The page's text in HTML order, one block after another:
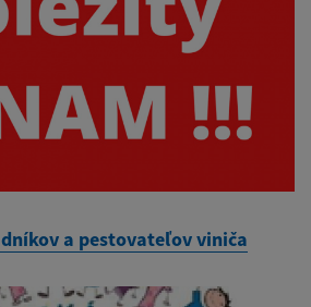
a pestovateľov viniča